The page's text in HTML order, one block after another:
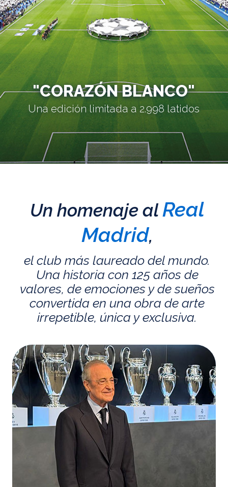
"CORAZÓN BLANCO"
Una edición limitada a 2.998 latidos
Un homenaje alReal
Madrid,
el club más laureado del mundo.
Una historia con 125 años de
valores, de emociones y de sueños
convertida en una obra de arte
irrepetible, única y exclusiva.